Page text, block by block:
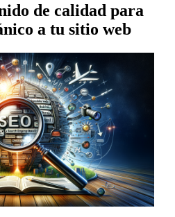
de calidad para
a tu sitio web